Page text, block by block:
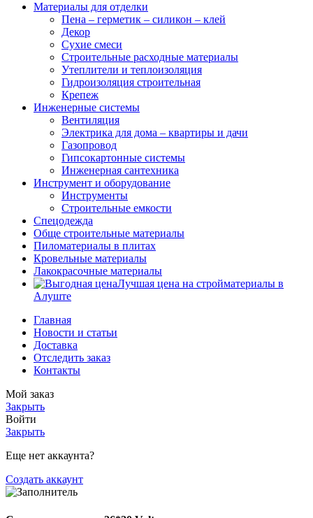
Материалы для отделки
Пена – герметик – силикон – клей
Декор
Сухие смеси
Строительные расходные материалы
Утеплители и теплоизоляция
Гидроизоляция строительная
Крепеж
Инженерные системы
Вентиляция
Электрика для дома – квартиры и дачи
Газопровод
Гипсокартонные системы
Инженерная сантехника
Инструмент и оборудование
Инструменты
Строительные емкости
Спецодежда
Обще строительные материалы
Пиломатериалы в плитах
Кровельные материалы
Лакокрасочные материалы
Лучшая цена на стройматериалы в
Алуште
Главная
Новости и статьи
Доставка
Отследить заказ
Контакты
Мой заказ
Закрыть
Войти
Закрыть
Еще нет аккаунта?
Создать аккаунт